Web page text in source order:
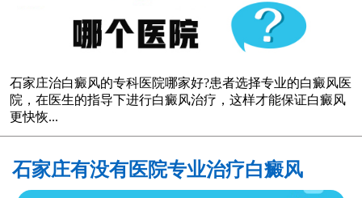
石家庄治白癜风的专科医院哪家好?患者选择专业的白癜风医
院，在医生的指导下进行白癜风治疗，这样才能保证白癜风
更快恢...
石家庄有没有医院专业治疗白癜风